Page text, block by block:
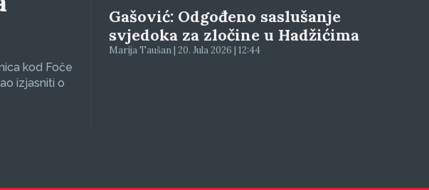
kod Foče
izjasniti o
Gašović: Odgođeno saslušanje
svjedoka za zločine u Hadžićima
Marija Taušan | 20. Jula 2026 | 12:44